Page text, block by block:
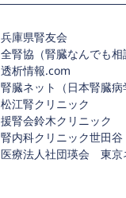
兵庫県腎友会
全腎協（腎臓なんでも相
透析情報.com
腎臓ネット（日本腎臓病
松江腎クリニック
援腎会鈴木クリニック
腎内科クリニック世田谷
医療法人社団瑛会 東京